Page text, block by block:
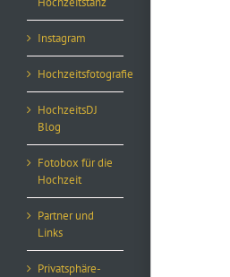
Instagram
Hochzeitsfotografie
HochzeitsDJ
Blog
Fotobox für die
Hochzeit
Partner und
Links
Privatsphäre-